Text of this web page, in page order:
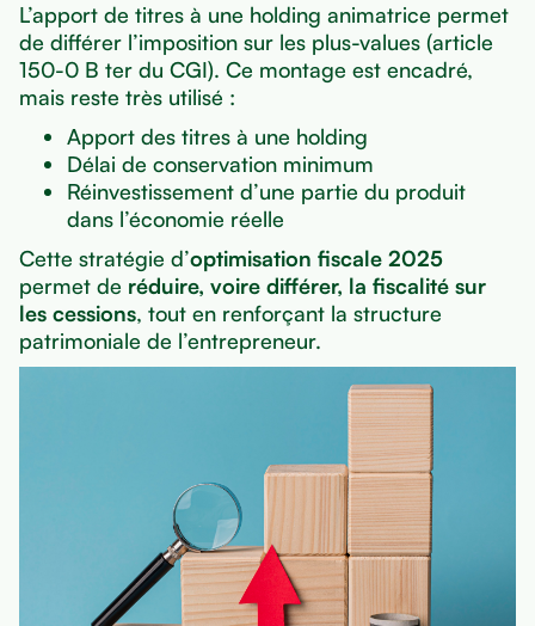
L’apport de titres à une holding animatrice permet
de différer l’imposition sur les plus-values (article
150-0 B ter du CGI). Ce montage est encadré,
mais reste très utilisé :
Apport des titres à une holding
Délai de conservation minimum
Réinvestissement d’une partie du produit
dans l’économie réelle
Cette stratégie d’optimisation fiscale 2025
permet de réduire, voire différer, la fiscalité sur
les cessions, tout en renforçant la structure
patrimoniale de l’entrepreneur.